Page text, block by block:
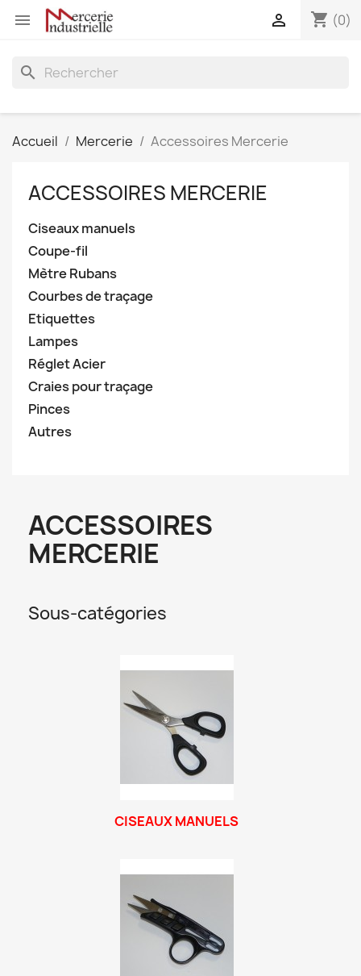
 shopping_cart (0)

search
Accueil Mercerie Accessoires Mercerie
ACCESSOIRES MERCERIE
Ciseaux manuels
Coupe-fil
Mètre Rubans
Courbes de traçage
Etiquettes
Lampes
Réglet Acier
Craies pour traçage
Pinces
Autres
ACCESSOIRES
MERCERIE
Sous-catégories
CISEAUX MANUELS